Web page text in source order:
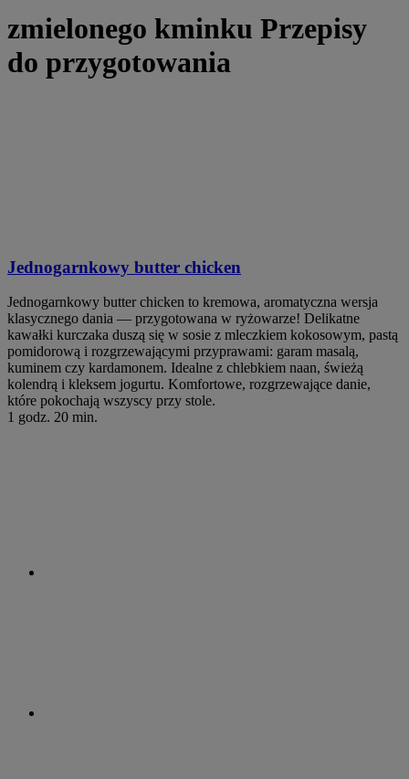
zmielonego kminku Przepisy
do przygotowania
Jednogarnkowy butter chicken
Jednogarnkowy butter chicken to kremowa, aromatyczna wersja
klasycznego dania — przygotowana w ryżowarze! Delikatne
kawałki kurczaka duszą się w sosie z mleczkiem kokosowym, pastą
pomidorową i rozgrzewającymi przyprawami: garam masalą,
kuminem czy kardamonem. Idealne z chlebkiem naan, świeżą
kolendrą i kleksem jogurtu. Komfortowe, rozgrzewające danie,
które pokochają wszyscy przy stole.
1 godz. 20 min.